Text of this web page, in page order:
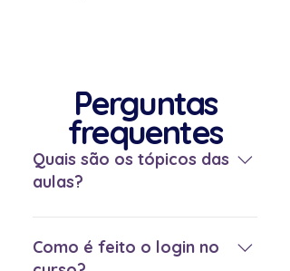
Perguntas
frequentes
Quais são os tópicos das
aulas?
AULA 01 - Introdução ao Trabalho
AULA 02 - Magia da Luz, Magia
escura e atuação do mundo
Como é feito o login no